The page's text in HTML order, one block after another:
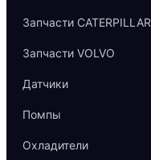
Запчасти CATERPILLAR
Запчасти VOLVO
Датчики
Помпы
Охладители